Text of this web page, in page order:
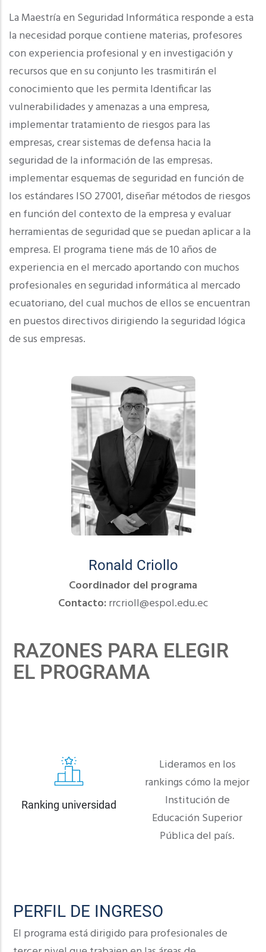
La Maestría en Seguridad Informática responde a esta
la necesidad porque contiene materias, profesores
con experiencia profesional y en investigación y
recursos que en su conjunto les trasmitirán el
conocimiento que les permita Identificar las
vulnerabilidades y amenazas a una empresa,
implementar tratamiento de riesgos para las
empresas, crear sistemas de defensa hacia la
seguridad de la información de las empresas.
implementar esquemas de seguridad en función de
los estándares ISO 27001, diseñar métodos de riesgos
en función del contexto de la empresa y evaluar
herramientas de seguridad que se puedan aplicar a la
empresa. El programa tiene más de 10 años de
experiencia en el mercado aportando con muchos
profesionales en seguridad informática al mercado
ecuatoriano, del cual muchos de ellos se encuentran
en puestos directivos dirigiendo la seguridad lógica
de sus empresas.
Ronald Criollo
Coordinador del programa
Contacto:rrcrioll@espol.edu.ec
RAZONES PARA ELEGIR
EL PROGRAMA
Ranking universidad
Lideramos en los
rankings cómo la mejor
Institución de
Educación Superior
Pública del país.
PERFIL DE INGRESO
El programa está dirigido para profesionales de